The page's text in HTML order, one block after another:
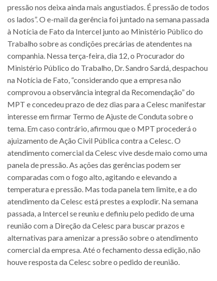
pressão nos deixa ainda mais angustiados. É pressão de todos
os lados”. O e-mail da gerência foi juntado na semana passada
à Notícia de Fato da Intercel junto ao Ministério Público do
Trabalho sobre as condições precárias de atendentes na
companhia. Nessa terça-feira, dia 12, o Procurador do
Ministério Público do Trabalho, Dr. Sandro Sardá, despachou
na Notícia de Fato, “considerando que a empresa não
comprovou a observância integral da Recomendação” do
MPT e concedeu prazo de dez dias para a Celesc manifestar
interesse em firmar Termo de Ajuste de Conduta sobre o
tema. Em caso contrário, afirmou que o MPT procederá o
ajuizamento de Ação Civil Pública contra a Celesc. O
atendimento comercial da Celesc vive desde maio como uma
panela de pressão. As ações das gerências podem ser
comparadas com o fogo alto, agitando e elevando a
temperatura e pressão. Mas toda panela tem limite, e a do
atendimento da Celesc está prestes a explodir. Na semana
passada, a Intercel se reuniu e definiu pelo pedido de uma
reunião com a Direção da Celesc para buscar prazos e
alternativas para amenizar a pressão sobre o atendimento
comercial da empresa. Até o fechamento dessa edição, não
houve resposta da Celesc sobre o pedido de reunião.